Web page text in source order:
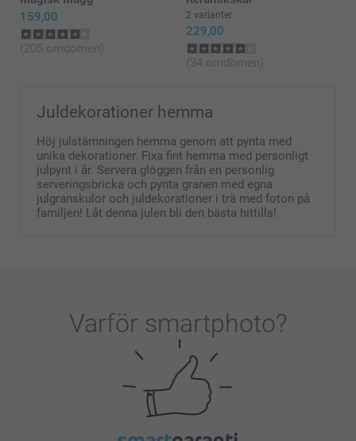
159,00
(205 omdömen)
2 varianter
229,00
(34 omdömen)
Juldekorationer hemma
Höj julstämningen hemma genom att pynta med
unika dekorationer. Fixa fint hemma med personligt
julpynt i år. Servera glöggen från en personlig
serveringsbricka och pynta granen med egna
julgranskulor och juldekorationer i trä med foton på
familjen! Låt denna julen bli den bästa hittills!
Varför smartphoto?